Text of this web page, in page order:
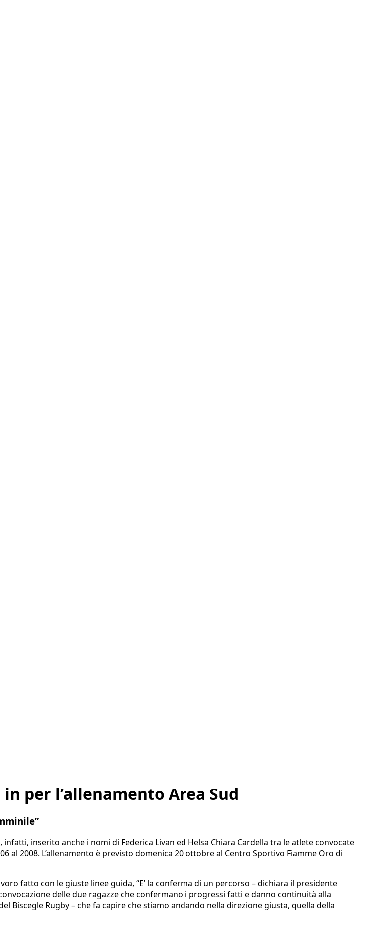
per l’allenamento Area Sud
inserito anche i nomi di Federica Livan ed Helsa Chiara Cardella tra le atlete convocate
al 2008. L’allenamento è previsto domenica 20 ottobre al Centro Sportivo Fiamme Oro di
fatto con le giuste linee guida, “E’ la conferma di un percorso – dichiara il presidente
delle due ragazze che confermano i progressi fatti e danno continuità alla
Biscegle Rugby – che fa capire che stiamo andando nella direzione giusta, quella della